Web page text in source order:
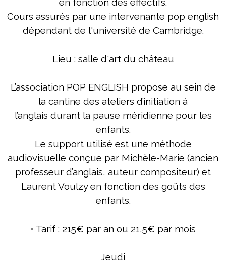
Cours assurés par une intervenante pop english
dépendant de l'université de Cambridge.
Lieu : salle d'art du château
L’association POP ENGLISH propose au sein de
la cantine des ateliers d’initiation à
l’anglais durant la pause méridienne pour les
enfants.
Le support utilisé est une méthode
audiovisuelle conçue par Michèle-Marie (ancien
professeur d’anglais, auteur compositeur) et
Laurent Voulzy en fonction des goûts des
enfants.
• Tarif : 215€ par an ou 21,5€ par mois
Jeudi